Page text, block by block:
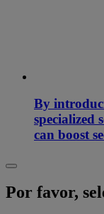
By
specialized
can boost
Por favor,